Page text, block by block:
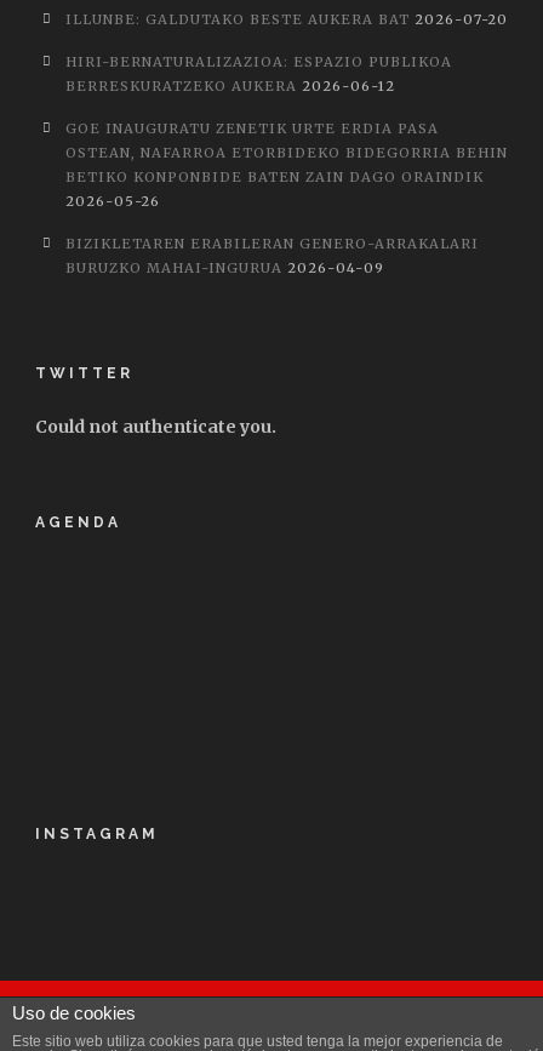
ILLUNBE: GALDUTAKO BESTE AUKERA BAT 2026-07-20
HIRI-BERNATURALIZAZIOA: ESPAZIO PUBLIKOA
BERRESKURATZEKO AUKERA 2026-06-12
GOE INAUGURATU ZENETIK URTE ERDIA PASA
OSTEAN, NAFARROA ETORBIDEKO BIDEGORRIA BEHIN
BETIKO KONPONBIDE BATEN ZAIN DAGO ORAINDIK
2026-05-26
BIZIKLETAREN ERABILERAN GENERO-ARRAKALARI
BURUZKO MAHAI-INGURUA 2026-04-09
TWITTER
Could not authenticate you.
AGENDA
INSTAGRAM
© Kalapie 2016
Uso de cookies
Este sitio web utiliza cookies para que usted tenga la mejor experiencia de